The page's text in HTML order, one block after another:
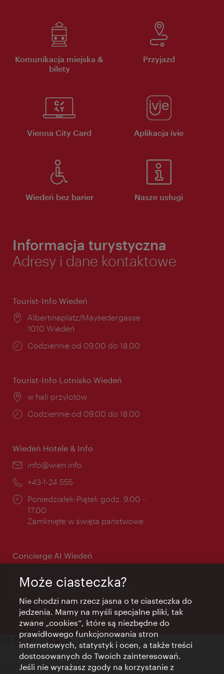
Komunikacja miejska &
bilety
Przyjazd
Vienna City Card Aplikacja ivie
Wiedeń bez barier Nasze usługi
Informacja turystyczna
Adresy i dane kontaktowe
Tourist-Info Wiedeń
Miejsce:
Albertinaplatz/Maysedergasse
1010 Wiedeń
Godziny
Codziennie od 09.00 do 18.00
Tourist-Info Lotnisko Wiedeń
Miejsce:
w hali przylotów
Godziny
Codziennie od 09.00 do 18.00
Wiedeń Hotele & Info
E-
info@wien.info
Telefon:
+43-1-24 555
Godziny
otwarcia:
Poniedziałek-Piątek godz. 9.00 -
17.00
Zamknięte w święta państwowe
Concierge AI Wiedeń
Informacje przez całą dobę
Kontakt
Credits
Może ciasteczka?
Nie chodzi nam rzecz jasna o te ciasteczka do
jedzenia. Mamy na myśli specjalne pliki, tak
zwane „cookies”, które są niezbędne do
prawidłowego funkcjonowania stron
internetowych, statystyk i ocen, a także treści
dostosowanych do Twoich zainteresowań.
Jeśli nie wyrażasz zgody na korzystanie z